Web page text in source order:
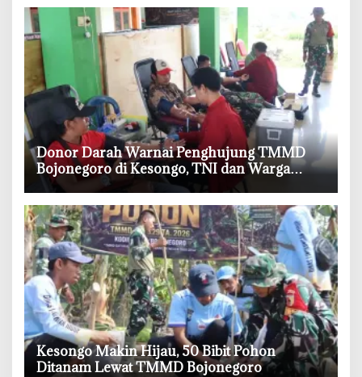
‎Donor Darah Warnai Penghujung TMMD
Bojonegoro di Kesongo, TNI dan Warga
Bergerak untuk Kemanusiaan
‎Kesongo Makin Hijau, 50 Bibit Pohon
Ditanam Lewat TMMD Bojonegoro